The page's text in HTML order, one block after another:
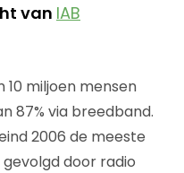
van IAB
10 miljoen mensen
87% via breedband.
2006 de meeste
gevolgd door radio